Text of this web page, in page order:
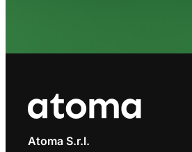
Atoma S.r.l.